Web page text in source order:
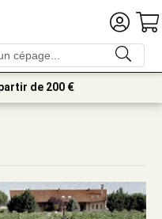
de 200 €